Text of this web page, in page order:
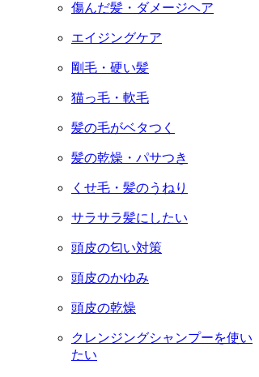
傷んだ髪・ダメージヘア
エイジングケア
剛毛・硬い髪
猫っ毛・軟毛
髪の毛がベタつく
髪の乾燥・パサつき
くせ毛・髪のうねり
サラサラ髪にしたい
頭皮の匂い対策
頭皮のかゆみ
頭皮の乾燥
クレンジングシャンプーを使い
たい